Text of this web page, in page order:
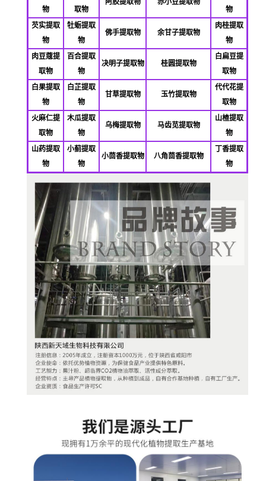
物
取物
物
芡实提取
物
牡蛎提取
物
佛手提取物 余甘子提取物
肉桂提取
物
肉豆蔻提
取物
百合提取
物
决明子提取物 桂圆提取物
白扁豆提
取物
白果提取
物
白芷提取
物
甘草提取物 玉竹提取物
代代花提
取物
火麻仁提
取物
木瓜提取
物
乌梅提取物 马齿苋提取物
山楂提取
物
山药提取
物
小蓟提取
物
小茴香提取物 八角茴香提取物
丁香提取
物